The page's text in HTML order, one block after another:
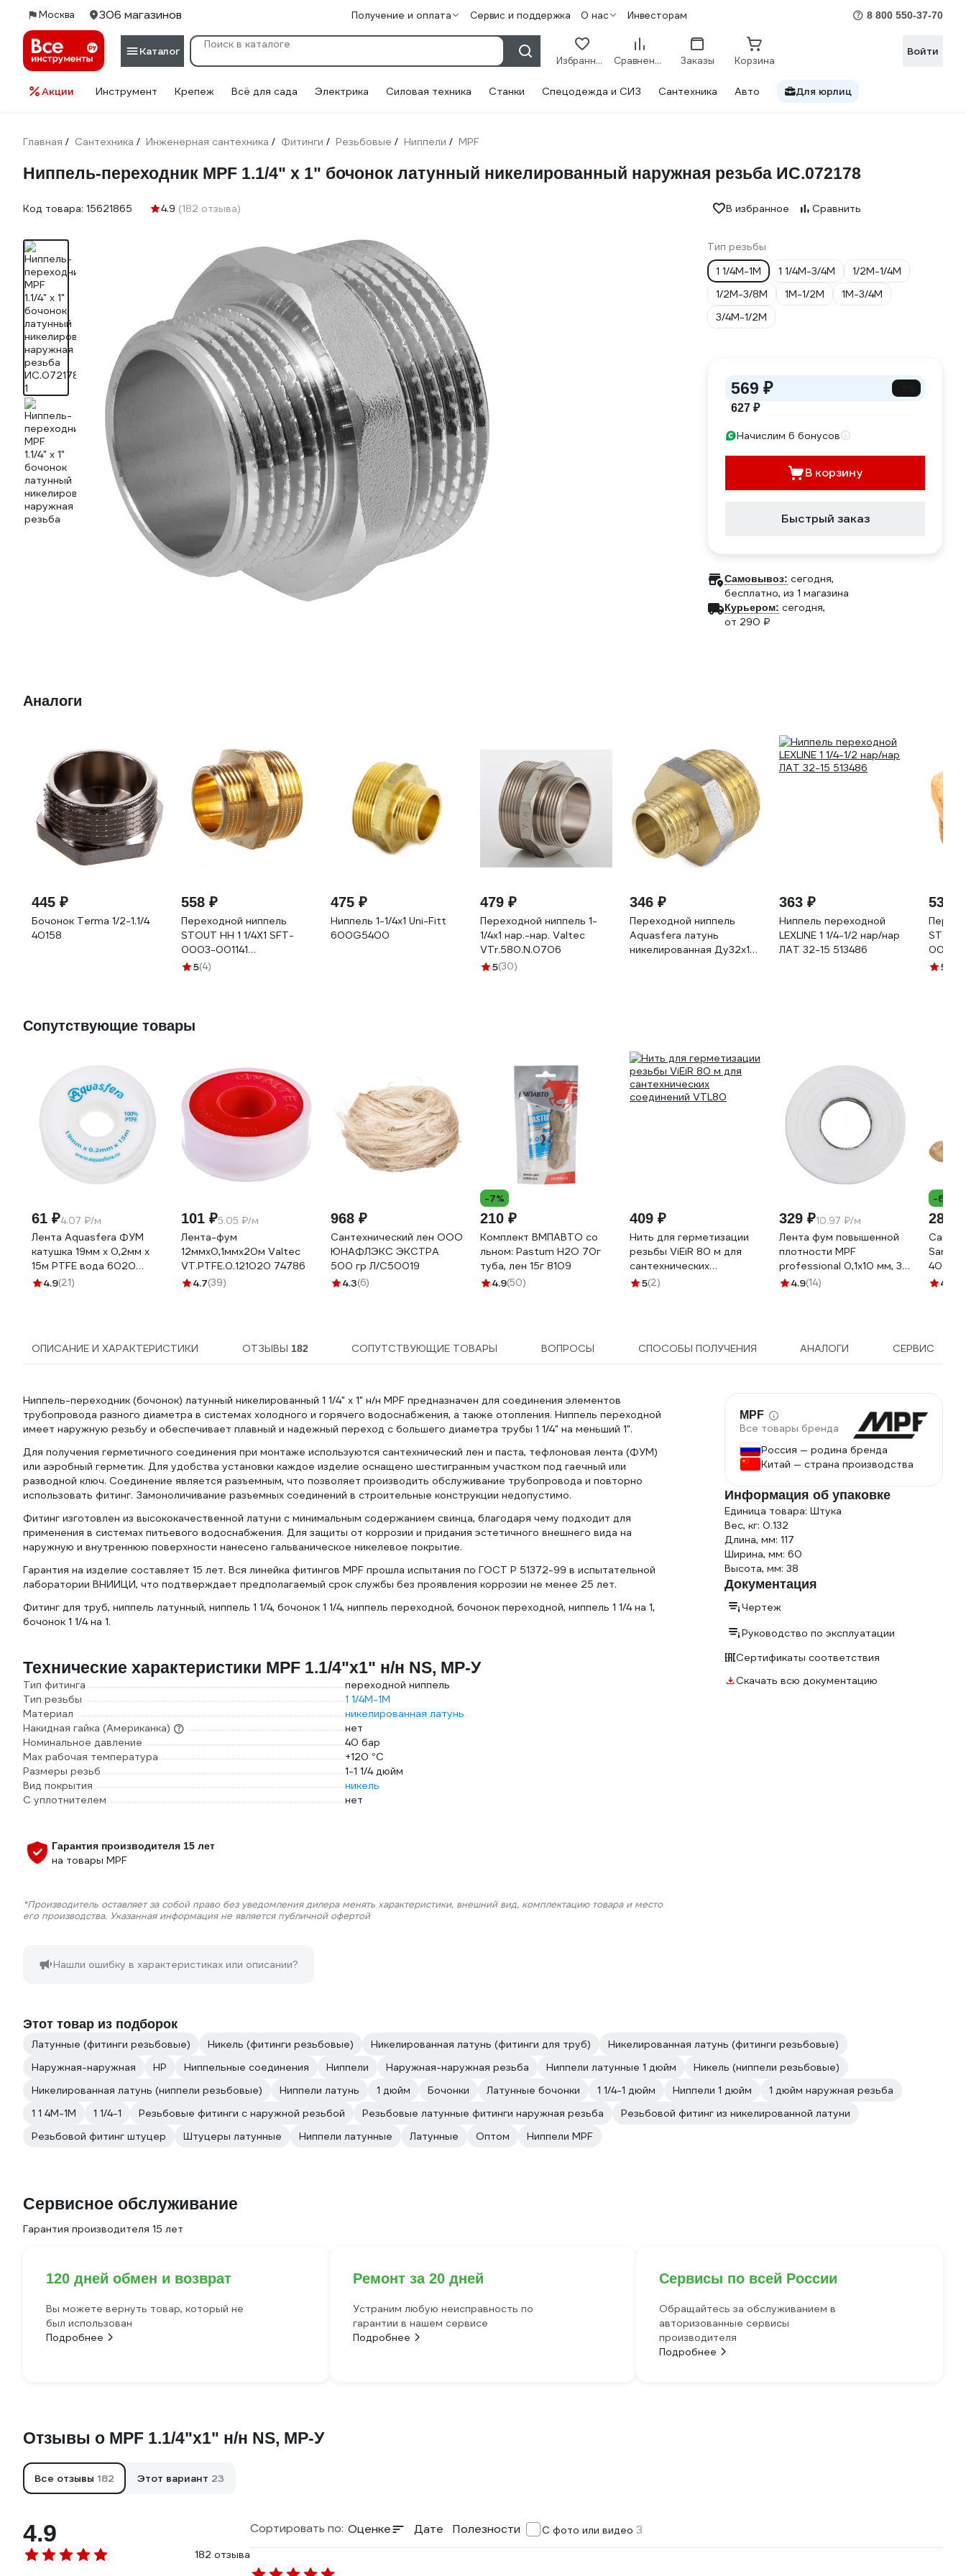
Москва 306 магазинов Получение и оплата Сервис и поддержка О нас Инвесторам 8 800 550-37-70
Каталог
Избранное Сравнение Заказы Корзина
Войти
Акции Инструмент Крепеж Всё для сада Электрика Силовая техника Станки Спецодежда и СИЗ Сантехника Авто Для юрлиц
Главная / Сантехника / Инженерная сантехника / Фитинги / Резьбовые / Ниппели / MPF
Ниппель-переходник MPF 1.1/4" х 1" бочонок латунный никелированный наружная резьба ИС.072178
Код товара: 15621865 4.9 (182 отзыва) В избранное Сравнить
Тип резьбы
1 1/4M-1M
1 1/4M-3/4M
1/2M-1/4M
1/2M-3/8M
1M-1/2M
1M-3/4M
3/4М-1/2М
569 ₽
627 ₽
Начислим 6 бонусов
В корзину
Быстрый заказ
Самовывоз: сегодня,
бесплатно, из 1 магазина
Курьером: сегодня,
от 290 ₽
Аналоги
445 ₽
Бочонок Terma 1/2-1.1/4
40158
558 ₽
Переходной ниппель
STOUT НН 1 1/4X1 SFT-
0003-001141
RG008Q0O7G3Q48
5(4)
475 ₽
Ниппель 1-1/4х1 Uni-Fitt
600G5400
479 ₽
Переходной ниппель 1-
1/4х1 нар.-нар. Valtec
VTr.580.N.0706
5(30)
346 ₽
Переходной ниппель
Aquasfera латунь
никелированная Ду32х15
363 ₽
Ниппель переходной
LEXLINE 1 1/4-1/2 нар/нар
ЛАТ 32-15 513486
535 ₽
0003-
5
Сопутствующие товары
61 ₽4.07 ₽/м
Лента Aquasfera ФУМ
катушка 19мм х 0,2мм х
15м PTFE вода 6020
6020-04 008-0548
4.9(21)
101 ₽5.05 ₽/м
Лента-фум
12ммх0,1ммх20м Valtec
VT.PTFE.0.121020 74786
4.7(39)
968 ₽
Сантехнический лен ООО
ЮНАФЛЭКС ЭКСТРА
500 гр Л/С50019
4.3(6)
-7%
210 ₽
Комплект ВМПАВТО со
льном: Pastum H2O 70г
туба, лен 15г 8109
4.9(50)
409 ₽
Нить для герметизации
резьбы ViEiR 80 м для
сантехнических
соединений VTL80
5(2)
329 ₽10.97 ₽/м
Лента фум повышенной
плотности MPF
professional 0,1х10 мм, 30
м ИС.131778
4.9(14)
-8%
280 ₽
Sanfix
40727
4.9
ОПИСАНИЕ И ХАРАКТЕРИСТИКИ ОТЗЫВЫ 182 СОПУТСТВУЮЩИЕ ТОВАРЫ ВОПРОСЫ СПОСОБЫ ПОЛУЧЕНИЯ АНАЛОГИ СЕРВИС
Ниппель-переходник (бочонок) латунный никелированный 1 1/4" х 1" н/н MPF предназначен для соединения элементов
трубопровода разного диаметра в системах холодного и горячего водоснабжения, а также отопления. Ниппель переходной
имеет наружную резьбу и обеспечивает плавный и надежный переход с большего диаметра трубы 1 1/4" на меньший 1".
Для получения герметичного соединения при монтаже используются сантехнический лен и паста, тефлоновая лента (ФУМ)
или аэробный герметик. Для удобства установки каждое изделие оснащено шестигранным участком под гаечный или
разводной ключ. Соединение является разъемным, что позволяет производить обслуживание трубопровода и повторно
использовать фитинг. Замоноличивание разъемных соединений в строительные конструкции недопустимо.
Фитинг изготовлен из высококачественной латуни с минимальным содержанием свинца, благодаря чему подходит для
применения в системах питьевого водоснабжения. Для защиты от коррозии и придания эстетичного внешнего вида на
наружную и внутреннюю поверхности нанесено гальваническое никелевое покрытие.
Гарантия на изделие составляет 15 лет. Вся линейка фитингов MPF прошла испытания по ГОСТ Р 51372-99 в испытательной
лаборатории ВНИИЦИ, что подтверждает предполагаемый срок службы без проявления коррозии не менее 25 лет.
Фитинг для труб, ниппель латунный, ниппель 1 1/4, бочонок 1 1/4, ниппель переходной, бочонок переходной, ниппель 1 1/4 на 1,
бочонок 1 1/4 на 1.
Технические характеристики MPF 1.1/4"х1" н/н NS, MP-У
Тип фитинга
переходной ниппель
Тип резьбы
1 1/4M-1M
Материал
никелированная латунь
Накидная гайка (Американка)
нет
Номинальное давление
40 бар
Max рабочая температура
+120 °С
Размеры резьб
1-1 1/4 дюйм
Вид покрытия
никель
С уплотнителем
нет
Гарантия производителя 15 лет
на товары MPF
*Производитель оставляет за собой право без уведомления дилера менять характеристики, внешний вид, комплектацию товара и место
его производства. Указанная информация не является публичной офертой
Нашли ошибку в характеристиках или описании?
MPF
Все товары бренда
Россия — родина бренда
Китай — страна производства
Информация об упаковке
Единица товара: Штука
Вес, кг: 0.132
Длина, мм: 117
Ширина, мм: 60
Высота, мм: 38
Документация
Чертеж
Руководство по эксплуатации
Сертификаты соответствия
Скачать всю документацию
Этот товар из подборок
Латунные (фитинги резьбовые) Никель (фитинги резьбовые) Никелированная латунь (фитинги для труб)
Никелированная латунь (фитинги резьбовые)
Наружная-наружная
НР Ниппельные соединения Ниппели Наружная-наружная резьба Ниппели латунные 1 дюйм
Никель (ниппели резьбовые)
Никелированная латунь (ниппели резьбовые)
Ниппели латунь 1 дюйм Бочонки Латунные бочонки 1 1/4-1 дюйм Ниппели 1 дюйм
1 дюйм наружная резьба
1 1 4M-1M
1 1/4-1 Резьбовые фитинги с наружной резьбой Резьбовые латунные фитинги наружная резьба
Резьбовой фитинг из никелированной латуни
Резьбовой фитинг штуцер
Штуцеры латунные Ниппели латунные Латунные Оптом Ниппели MPF
Сервисное обслуживание
Гарантия производителя 15 лет
120 дней обмен и возврат
Вы можете вернуть товар, который не
был использован
Подробнее
Ремонт за 20 дней
Устраним любую неисправность по
гарантии в нашем сервисе
Подробнее
Сервисы по всей России
Обращайтесь за обслуживанием в
авторизованные сервисы
производителя
Подробнее
Отзывы о MPF 1.1/4"х1" н/н NS, MP-У
Все отзывы 182 Этот вариант 23
4.9
182 отзыва
Сортировать по: Оценке Дате Полезности С фото или видео 3